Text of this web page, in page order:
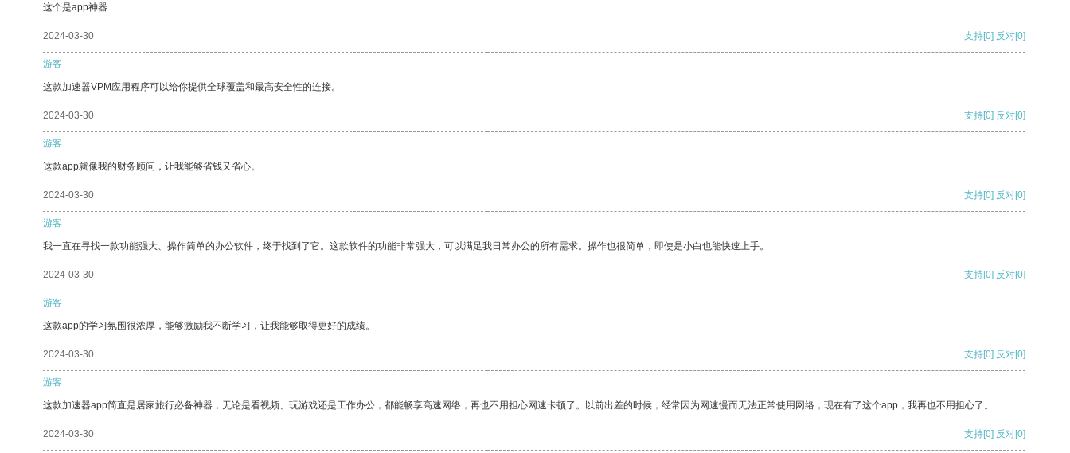
这个是app神器
2024-03-30 支持[0] 反对[0]
游客
这款加速器VPM应用程序可以给你提供全球覆盖和最高安全性的连接。
2024-03-30 支持[0] 反对[0]
游客
这款app就像我的财务顾问，让我能够省钱又省心。
2024-03-30 支持[0] 反对[0]
游客
我一直在寻找一款功能强大、操作简单的办公软件，终于找到了它。这款软件的功能非常强大，可以满足我日常办公的所有需求。操作也很简单，即使是小白也能快速上手。
2024-03-30 支持[0] 反对[0]
游客
这款app的学习氛围很浓厚，能够激励我不断学习，让我能够取得更好的成绩。
2024-03-30 支持[0] 反对[0]
游客
这款加速器app简直是居家旅行必备神器，无论是看视频、玩游戏还是工作办公，都能畅享高速网络，再也不用担心网速卡顿了。以前出差的时候，经常因为网速慢而无法正常使用网络，现在有了这个app，我再也不用担心了。
2024-03-30 支持[0] 反对[0]